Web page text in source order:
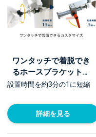
ワンタッチで着脱でき
るホースブラケット
【採用事例】
設置時間を約3分の1に短縮
詳細を見る